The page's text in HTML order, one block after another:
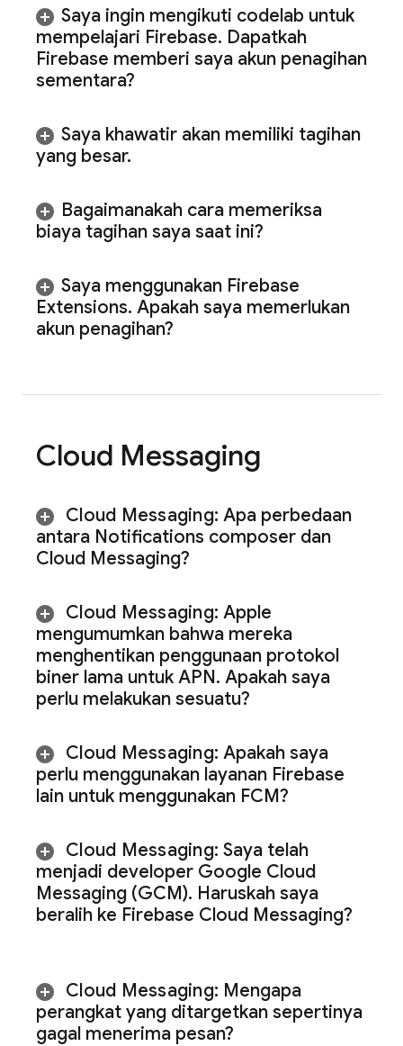
Saya ingin mengikuti codelab untuk
mempelajari Firebase. Dapatkah
Firebase memberi saya akun penagihan
sementara?
Saya khawatir akan memiliki tagihan
yang besar.
Bagaimanakah cara memeriksa
biaya tagihan saya saat ini?
Saya menggunakan Firebase
Extensions. Apakah saya memerlukan
akun penagihan?
Cloud Messaging
Cloud Messaging: Apa perbedaan
antara Notifications composer dan
Cloud Messaging?
Cloud Messaging: Apple
mengumumkan bahwa mereka
menghentikan penggunaan protokol
biner lama untuk APN. Apakah saya
perlu melakukan sesuatu?
Cloud Messaging: Apakah saya
perlu menggunakan layanan Firebase
lain untuk menggunakan FCM?
Cloud Messaging: Saya telah
menjadi developer Google Cloud
Messaging (GCM). Haruskah saya
beralih ke Firebase Cloud Messaging?
Cloud Messaging: Mengapa
perangkat yang ditargetkan sepertinya
gagal menerima pesan?